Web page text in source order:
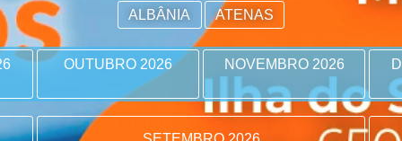
ALBÂNIA ATENAS
OUTUBRO 2026 NOVEMBRO 2026